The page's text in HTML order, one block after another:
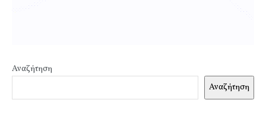
Αναζήτηση
Αναζήτηση